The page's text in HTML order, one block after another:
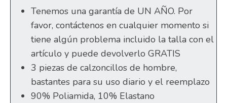
Tenemos una garantía de UN AÑO. Por
favor, contáctenos en cualquier momento si
tiene algún problema incluido la talla con el
artículo y puede devolverlo GRATIS
3 piezas de calzoncillos de hombre,
bastantes para su uso diario y el reemplazo
90% Poliamida, 10% Elastano